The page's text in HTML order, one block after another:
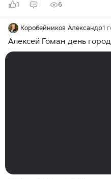
1 6
Коробейников Александр1
Алексей Гоман день